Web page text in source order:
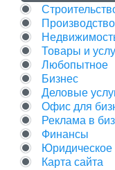
Производство
Товары и
Любопытное
Бизнес
Деловые
Офис для
Реклама в
Финансы
Карта сайта